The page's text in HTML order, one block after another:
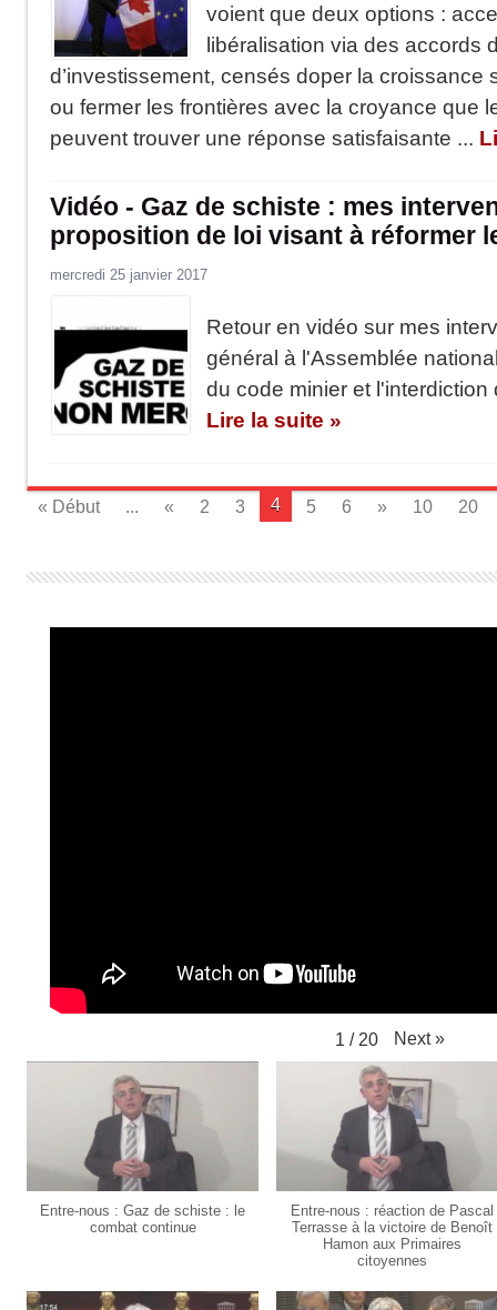
voient que deux options :
libéralisation via des accords
d’investissement, censés doper la croissance
ou fermer les frontières avec la croyance que
peuvent trouver une réponse satisfaisante ...
Vidéo - Gaz de schiste : mes
proposition de loi visant à réformer
mercredi 25 janvier 2017
Retour en vidéo sur mes
général à l'Assemblée
du code minier et
Lire la suite »
« Début ... « 2 3 4 5 6 » 10 20
1 / 20 Next »
Entre-nous : Gaz de schiste : le
combat continue
Entre-nous : réaction de Pascal
Terrasse à la victoire de Benoît
Hamon aux Primaires
citoyennes